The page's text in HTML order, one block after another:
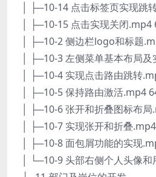
│ ├─10-14 点击标签页实现跳
│ ├─10-15 点击实现关闭.mp4
│ ├─10-2 侧边栏logo和标题
│ ├─10-3 左侧菜单基本布局
│ ├─10-4 实现点击路由跳转
│ ├─10-5 保持路由激活.mp4
│ ├─10-6 张开和折叠图标布
│ ├─10-7 实现张开和折叠
│ ├─10-8 面包屑功能的实现
│ └─10-9 头部右侧个人头像